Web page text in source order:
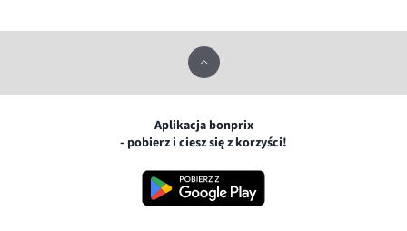
Aplikacja bonprix
- pobierz i ciesz się z korzyści!